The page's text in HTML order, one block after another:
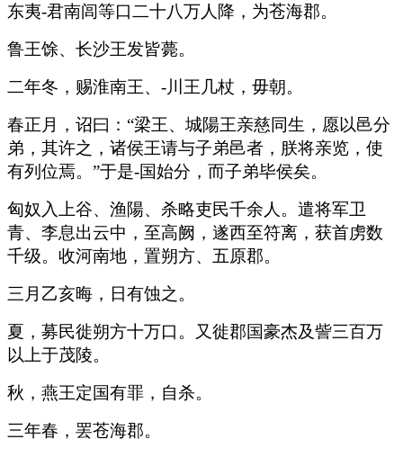
东夷-君南闾等口二十八万人降，为苍海郡。
鲁王馀、长沙王发皆薨。
二年冬，赐淮南王、-川王几杖，毋朝。
春正月，诏曰：“梁王、城陽王亲慈同生，愿以邑分
弟，其许之，诸侯王请与子弟邑者，朕将亲览，使
有列位焉。”于是-国始分，而子弟毕侯矣。
匈奴入上谷、渔陽、杀略吏民千余人。遣将军卫
青、李息出云中，至高阙，遂西至符离，获首虏数
千级。收河南地，置朔方、五原郡。
三月乙亥晦，日有蚀之。
夏，募民徙朔方十万口。又徙郡国豪杰及訾三百万
以上于茂陵。
秋，燕王定国有罪，自杀。
三年春，罢苍海郡。